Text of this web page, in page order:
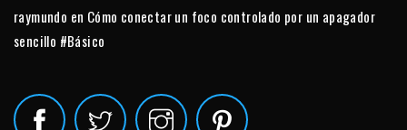
raymundo en Cómo conectar un foco controlado por un apagador
sencillo #Básico